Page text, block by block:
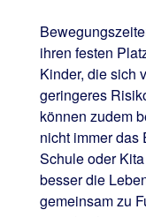
ihren festen
Kinder, die sich
geringeres
können zudem
nicht immer das
Schule oder
besser die
gemeinsam zu